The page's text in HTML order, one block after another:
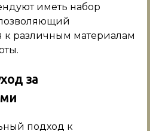
иметь набор
к различным материалам
за
подход к